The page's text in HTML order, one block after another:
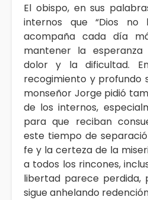
El obispo, en sus
internos que “Dios no
acompaña cada día
mantener la
dolor y la dificultad.
recogimiento y profundo
monseñor Jorge pidió
de los internos,
para que reciban
este tiempo de
fe y la certeza de la
a todos los rincones,
libertad parece perdida,
sigue anhelando